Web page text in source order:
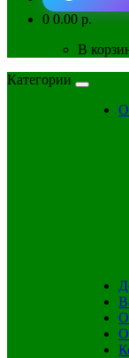
00.00 р.
В
Категории
О